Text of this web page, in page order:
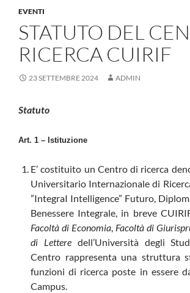
EVENTI
STATUTO DEL
RICERCA CUIRIF
23 SETTEMBRE 2024 ADMIN
Statuto
Art. 1 – Istituzione
E’ costituito un Centro di ricerca
Universitario Internazionale di
”IntegraI Intelligence” Futuro,
Benessere Integrale, in breve
Facoltà di Economia, Facoltà di
di Lettere dell’Università degli
Centro rappresenta una struttura
funzioni di ricerca poste in essere
Campus.